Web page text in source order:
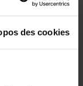
des cookies